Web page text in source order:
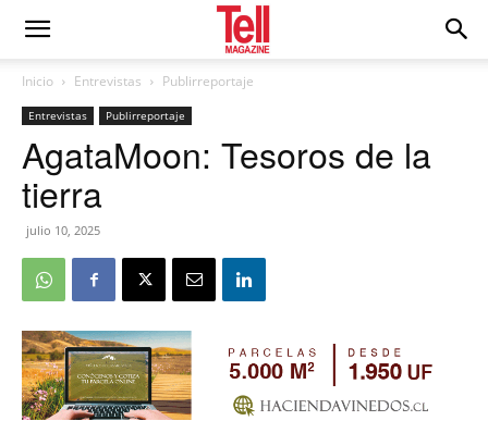
Inicio Entrevistas Publirreportaje
Entrevistas Publirreportaje
AgataMoon: Tesoros de la
tierra
julio 10, 2025